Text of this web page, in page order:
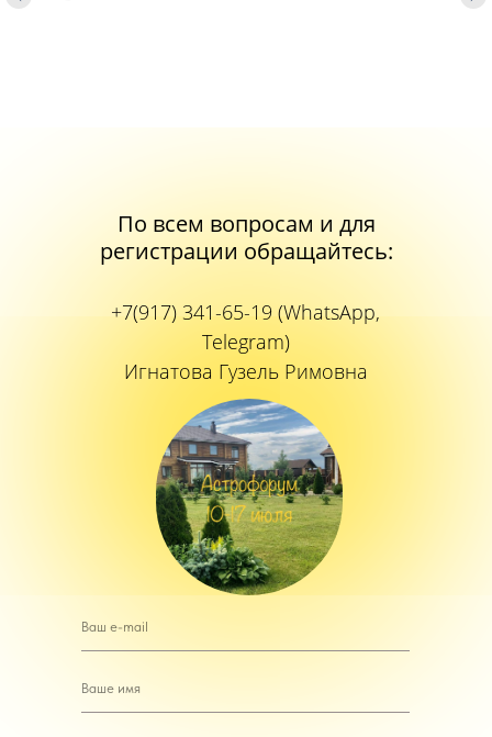
+7(917) 341-65-19 (WhatsApp,
Telegram)
Игнатова Гузель Римовна
По всем вопросам и для
регистрации обращайтесь: